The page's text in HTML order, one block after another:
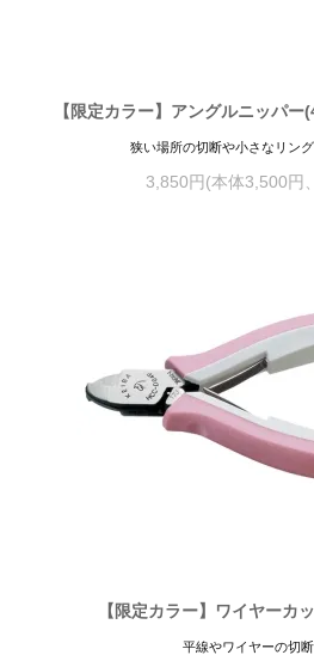
【限定カラー】アングルニッパ
狭い場所の切断や小さなリン
3,850円(本体3,500円
【限定カラー】ワイヤーカ
平線やワイヤーの切